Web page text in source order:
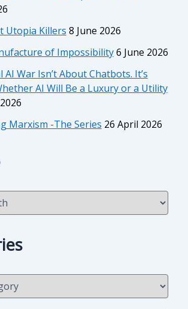
Utopia Killers 8 June 2026
of Impossibility6 June 2026
AI War Isn’t About Chatbots. It’s
AI Will Be a Luxury or a Utility
Marxism -The Series 26 April 2026